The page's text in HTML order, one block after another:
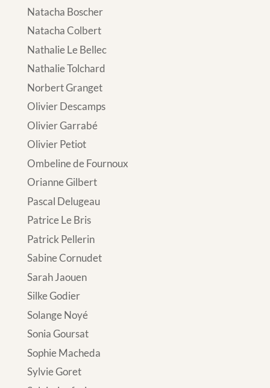
Natacha Boscher
Natacha Colbert
Nathalie Le Bellec
Nathalie Tolchard
Norbert Granget
Olivier Descamps
Olivier Garrabé
Olivier Petiot
Ombeline de Fournoux
Orianne Gilbert
Pascal Delugeau
Patrice Le Bris
Patrick Pellerin
Sabine Cornudet
Sarah Jaouen
Silke Godier
Solange Noyé
Sonia Goursat
Sophie Macheda
Sylvie Goret